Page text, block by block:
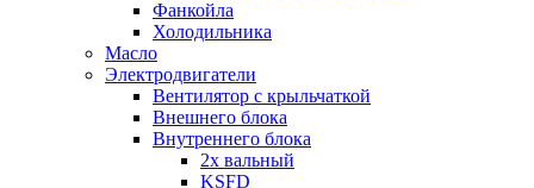
Фанкойла
Холодильника
Масло
Электродвигатели
Вентилятор с крыльчаткой
Внешнего блока
Внутреннего блока
2х вальный
KSFD